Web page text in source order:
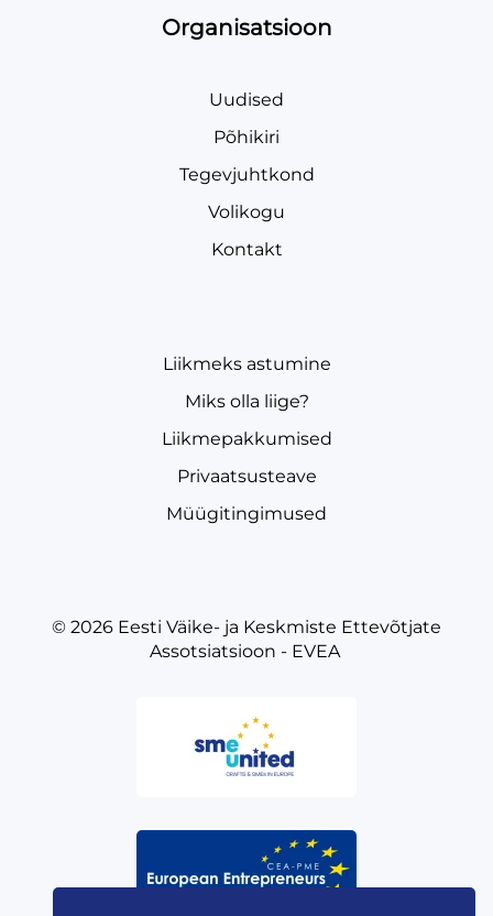
Organisatsioon
Uudised
Põhikiri
Tegevjuhtkond
Volikogu
Kontakt
Liikmeks astumine
Miks olla liige?
Liikmepakkumised
Privaatsusteave
Müügitingimused
© 2026 Eesti Väike- ja Keskmiste Ettevõtjate
Assotsiatsioon - EVEA